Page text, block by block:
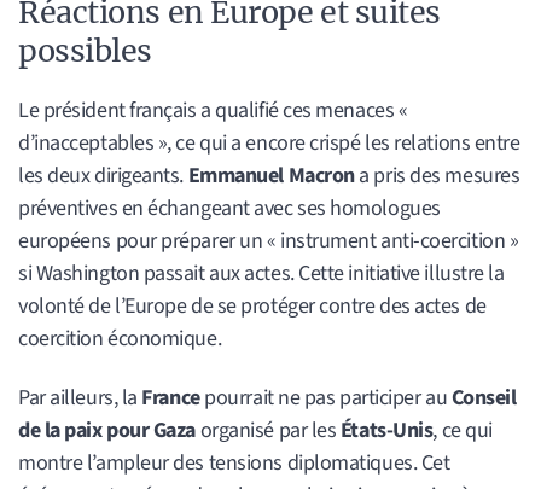
Réactions en Europe et suites
possibles
Le président français a qualifié ces menaces «
d’inacceptables », ce qui a encore crispé les relations entre
les deux dirigeants. Emmanuel Macrona pris des mesures
préventives en échangeant avec ses homologues
européens pour préparer un « instrument anti-coercition »
si Washington passait aux actes. Cette initiative illustre la
volonté de l’Europe de se protéger contre des actes de
coercition économique.
Par ailleurs, la Francepourrait ne pas participer auConseil
de la paix pour Gazaorganisé par les États-Unis, ce qui
montre l’ampleur des tensions diplomatiques. Cet